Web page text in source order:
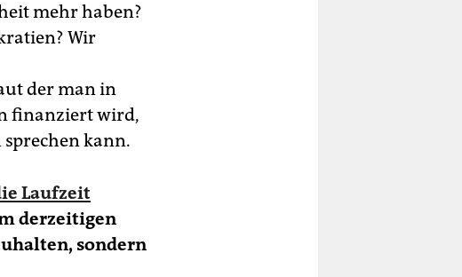
mehr haben?
Wir
der man in
finanziert wird,
kann.
Laufzeit
derzeitigen
sondern